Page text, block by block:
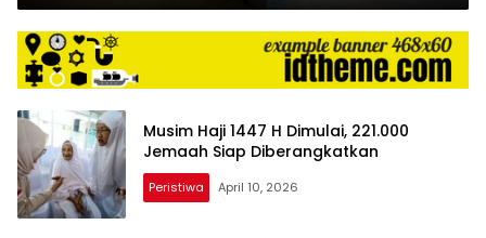
Musim Haji 1447 H Dimulai, 221.000
Jemaah Siap Diberangkatkan
Peristiwa April 10, 2026